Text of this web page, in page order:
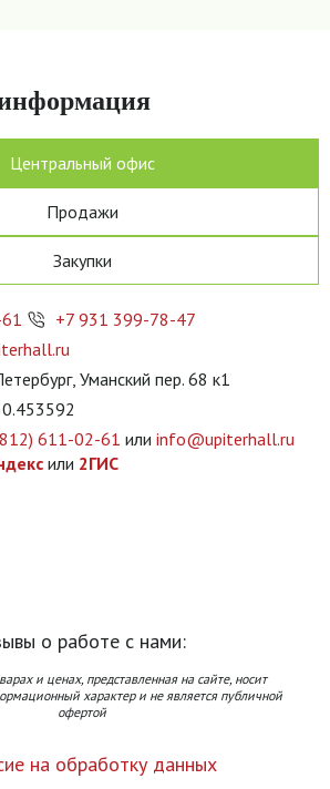
Центральный офис
Продажи
Закупки
+7 931 399-78-47
Уманский пер. 68 к1
611-02-61 или info@upiterhall.ru
или 2ГИС
о работе с нами:
и ценах, представленная на сайте, носит
характер и не является публичной
офертой
на обработку данных